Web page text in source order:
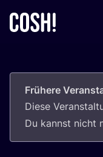
Frühere
Die­se
Du kannst nicht